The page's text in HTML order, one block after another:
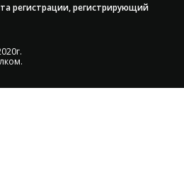
регистрации, регистрирующий